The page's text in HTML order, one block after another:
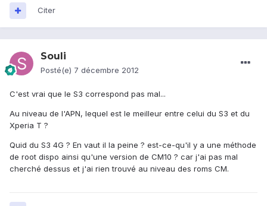
Citer
Souli
Posté(e) 7 décembre 2012
C'est vrai que le S3 correspond pas mal...
Au niveau de l'APN, lequel est le meilleur entre celui du S3 et du
Xperia T ?
Quid du S3 4G ? En vaut il la peine ? est-ce-qu'il y a une méthode
de root dispo ainsi qu'une version de CM10 ? car j'ai pas mal
cherché dessus et j'ai rien trouvé au niveau des roms CM.